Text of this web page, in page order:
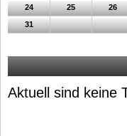
24
25 26
31
Aktuell sind keine